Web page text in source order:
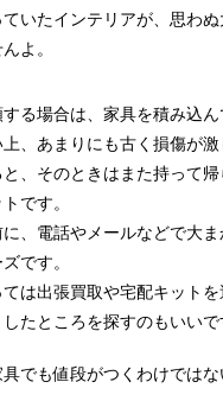
いたインテリアが、思わぬ
よ。
る場合は、家具を積み込
上、あまりにも古く損傷が
、そのときはまた持って
です。
、電話やメールなどで大ま
です。
は出張買取や宅配キット
たところを探すのもいいで
でも値段がつくわけではな